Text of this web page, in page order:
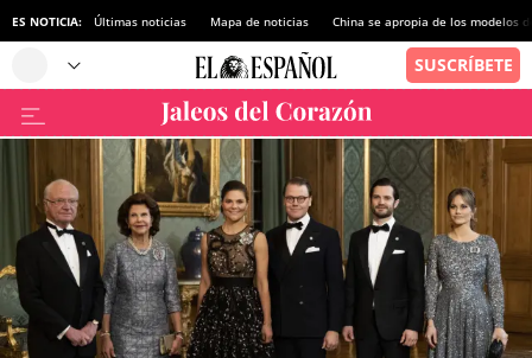
ES NOTICIA: Últimas noticias Mapa de noticias China se apropia de los modelos